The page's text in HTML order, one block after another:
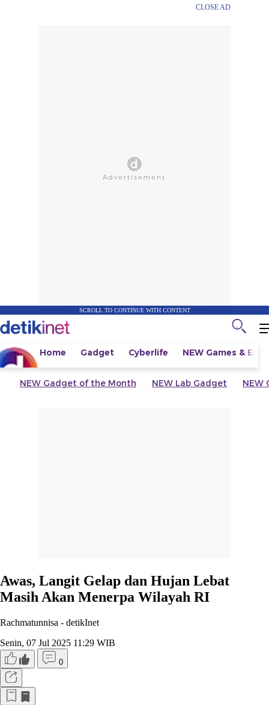
CLOSE AD
SCROLL TO CONTINUE WITH CONTENT
Home Gadget Cyberlife NEW Games &
NEW Gadget of the Month NEW Lab Gadget NEW
Awas, Langit Gelap dan Hujan Lebat
Masih Akan Menerpa Wilayah RI
Rachmatunnisa - detikInet
Senin, 07 Jul 2025 11:29 WIB
0